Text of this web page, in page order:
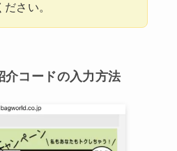
さい。
介コードの入力方法